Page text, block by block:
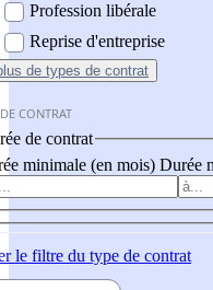
Profession libérale
Reprise d'entreprise
de types de contrat
CONTRAT
de contrat
minimale (en mois) Durée
le filtre du type de contrat